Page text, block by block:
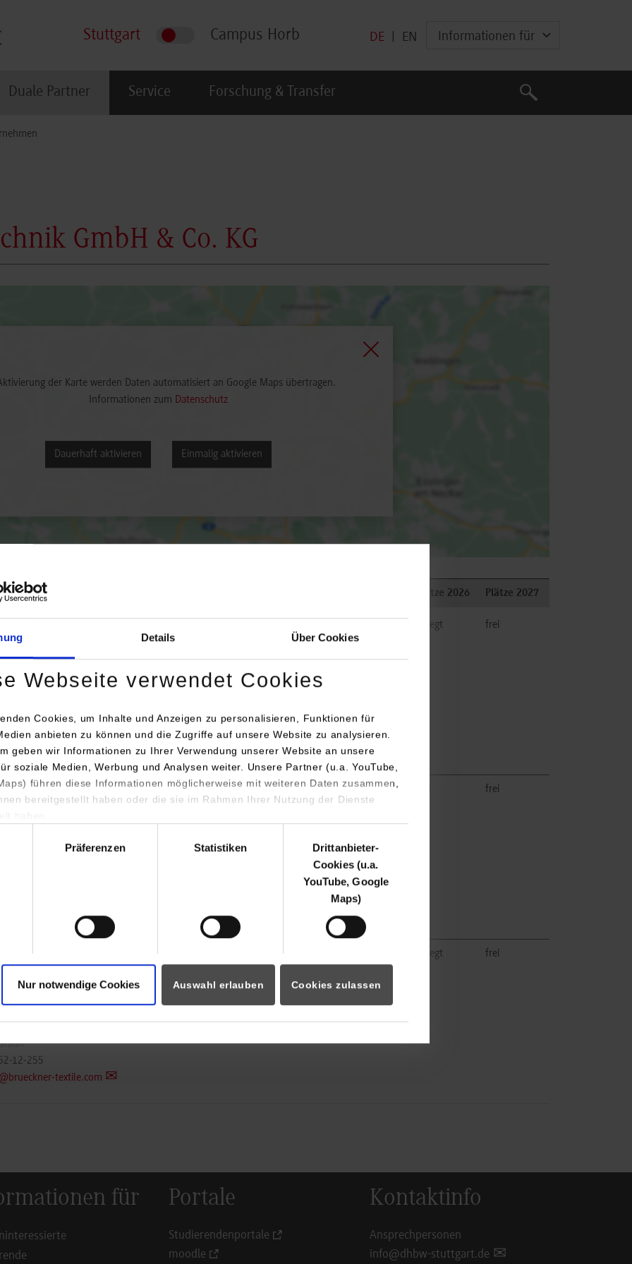
Details Über Cookies
Webseite verwendet Cookies
Cookies, um Inhalte und Anzeigen zu personalisieren, Funktionen für
anbieten zu können und die Zugriffe auf unsere Website zu analysieren.
geben wir Informationen zu Ihrer Verwendung unserer Website an unsere
soziale Medien, Werbung und Analysen weiter. Unsere Partner (u.a. YouTube,
führen diese Informationen möglicherweise mit weiteren Daten zusammen,
bereitgestellt haben oder die sie im Rahmen Ihrer Nutzung der Dienste
Präferenzen Statistiken
Drittanbieter-
Cookies (u.a.
YouTube, Google
Maps)
Nur notwendige Cookies Auswahl erlauben Cookies zulassen
Stuttgart Campus Horb DE EN Informationen für
Duale Partner Service Forschung & Transfer
Suche
Suche
GmbH & Co. KG
der Karte werden Daten automatisiert an Google Maps übertragen.
Informationen zum Datenschutz
Dauerhaft aktivieren Einmalig aktivieren
/ Ansprechperson Plätze 2026 Plätze 2027
8-10
textile.com
12-255
textile.com
belegt frei
Trockentechnik GmbH & Co. KG
8-10
textile.com
textile.com
frei
Trockentechnik GmbH & Co. KG
8-10
Leonberg
12-255
textile.com
rbraun@brueckner-textile.com belegt frei
für Portale
Studierendenportale
moodle
Kontaktinfo
Ansprechpersonen
info@dhbw-stuttgart.de